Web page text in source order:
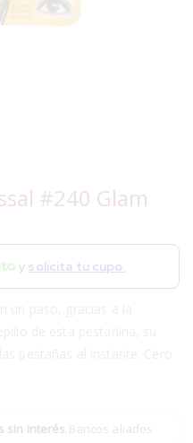
#240 Glam
y solicita tu cupo.
sin interés.Bancos aliados